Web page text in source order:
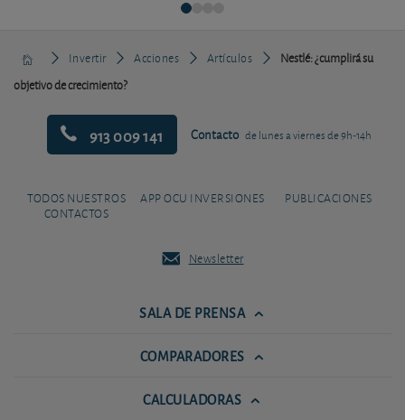
Invertir Acciones Artículos
Nestlé: ¿cumplirá su
objetivo de crecimiento?
913 009 141 Contacto de lunes a viernes de 9h-14h
TODOS NUESTROS
CONTACTOS
APP OCU INVERSIONES PUBLICACIONES
Newsletter
SALA DE PRENSA
COMPARADORES
CALCULADORAS